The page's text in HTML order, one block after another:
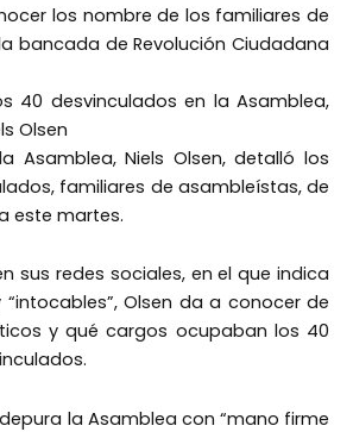
los nombre de los familiares de
bancada de Revolución Ciudadana
40 desvinculados en la Asamblea,
Olsen
Asamblea, Niels Olsen, detalló los
familiares de asambleístas, de
este martes.
sus redes sociales, en el que indica
“intocables”, Olsen da a conocer de
y qué cargos ocupaban los 40
la Asamblea con “mano firme